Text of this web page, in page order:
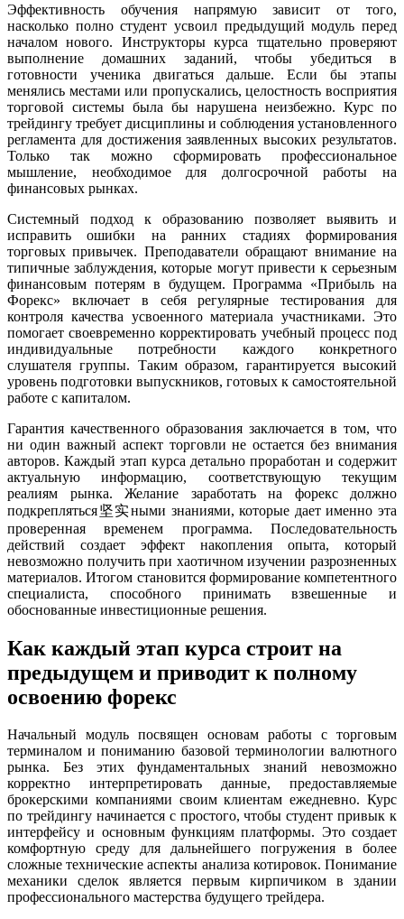
Эффективность обучения напрямую зависит от того,
насколько полно студент усвоил предыдущий модуль перед
началом нового. Инструкторы курса тщательно проверяют
выполнение домашних заданий, чтобы убедиться в
готовности ученика двигаться дальше. Если бы этапы
менялись местами или пропускались, целостность восприятия
торговой системы была бы нарушена неизбежно. Курс по
трейдингу требует дисциплины и соблюдения установленного
регламента для достижения заявленных высоких результатов.
Только так можно сформировать профессиональное
мышление, необходимое для долгосрочной работы на
финансовых рынках.
Системный подход к образованию позволяет выявить и
исправить ошибки на ранних стадиях формирования
торговых привычек. Преподаватели обращают внимание на
типичные заблуждения, которые могут привести к серьезным
финансовым потерям в будущем. Программа «Прибыль на
Форекс» включает в себя регулярные тестирования для
контроля качества усвоенного материала участниками. Это
помогает своевременно корректировать учебный процесс под
индивидуальные потребности каждого конкретного
слушателя группы. Таким образом, гарантируется высокий
уровень подготовки выпускников, готовых к самостоятельной
работе с капиталом.
Гарантия качественного образования заключается в том, что
ни один важный аспект торговли не остается без внимания
авторов. Каждый этап курса детально проработан и содержит
актуальную информацию, соответствующую текущим
реалиям рынка. Желание заработать на форекс должно
подкрепляться坚实ными знаниями, которые дает именно эта
проверенная временем программа. Последовательность
действий создает эффект накопления опыта, который
невозможно получить при хаотичном изучении разрозненных
материалов. Итогом становится формирование компетентного
специалиста, способного принимать взвешенные и
обоснованные инвестиционные решения.
Как каждый этап курса строит на
предыдущем и приводит к полному
освоению форекс
Начальный модуль посвящен основам работы с торговым
терминалом и пониманию базовой терминологии валютного
рынка. Без этих фундаментальных знаний невозможно
корректно интерпретировать данные, предоставляемые
брокерскими компаниями своим клиентам ежедневно. Курс
по трейдингу начинается с простого, чтобы студент привык к
интерфейсу и основным функциям платформы. Это создает
комфортную среду для дальнейшего погружения в более
сложные технические аспекты анализа котировок. Понимание
механики сделок является первым кирпичиком в здании
профессионального мастерства будущего трейдера.